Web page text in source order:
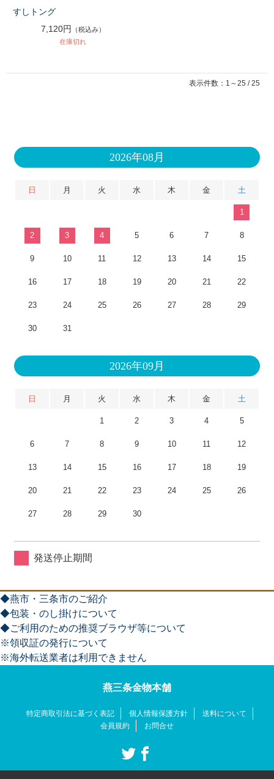
すしトング
7,120円
（税込み）
在庫切れ
表示件数：1～25 / 25
2026年08月
日 月 火 水 木 金 土
1
2 3 4 5 6 7 8
9 10 11 12 13 14 15
16 17 18 19 20 21 22
23 24 25 26 27 28 29
30 31
2026年09月
日 月 火 水 木 金 土
1 2 3 4 5
6 7 8 9 10 11 12
13 14 15 16 17 18 19
20 21 22 23 24 25 26
27 28 29 30
発送停止期間
◆燕市・三条市のご紹介
◆包装・のし掛けについて
◆ご利用のための推奨ブラウザ等について
※領収証の発行について
※海外転送業者は利用できません
燕三条金物本舗
特定商取引法に基づく表記 個人情報保護方針
送料について
会員規約
お問合せ